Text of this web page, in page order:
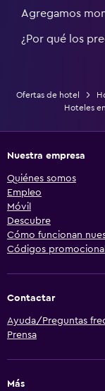
Agregamos
¿Por qué los
Ofertas de hotel
Hoteles
Nuestra empresa
Quiénes somos
Empleo
Móvil
Descubre
Cómo funcionan
Códigos
Contactar
Ayuda/Preguntas
Prensa
Más